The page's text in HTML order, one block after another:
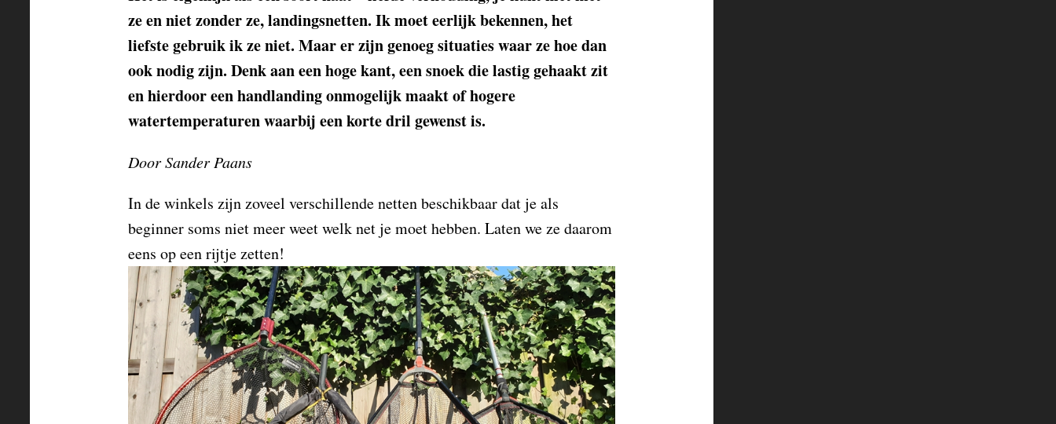
ze en niet zonder ze, landingsnetten. Ik moet eerlijk bekennen, het
liefste gebruik ik ze niet. Maar er zijn genoeg situaties waar ze hoe dan
ook nodig zijn. Denk aan een hoge kant, een snoek die lastig gehaakt zit
en hierdoor een handlanding onmogelijk maakt of hogere
watertemperaturen waarbij een korte dril gewenst is.
Door Sander Paans
In de winkels zijn zoveel verschillende netten beschikbaar dat je als
beginner soms niet meer weet welk net je moet hebben. Laten we ze daarom
eens op een rijtje zetten!